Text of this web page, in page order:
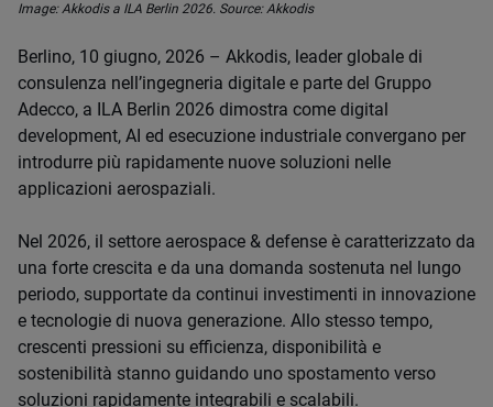
Image: Akkodis a ILA Berlin 2026. Source: Akkodis
Berlino, 10 giugno, 2026 – Akkodis, leader globale di
consulenza nell’ingegneria digitale e parte del Gruppo
Adecco, a ILA Berlin 2026 dimostra come digital
development, AI ed esecuzione industriale convergano per
introdurre più rapidamente nuove soluzioni nelle
applicazioni aerospaziali.
Nel 2026, il settore aerospace & defense è caratterizzato da
una forte crescita e da una domanda sostenuta nel lungo
periodo, supportate da continui investimenti in innovazione
e tecnologie di nuova generazione. Allo stesso tempo,
crescenti pressioni su efficienza, disponibilità e
sostenibilità stanno guidando uno spostamento verso
soluzioni rapidamente integrabili e scalabili.